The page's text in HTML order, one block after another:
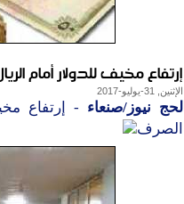
إرتفاع مخيف للدولار أمام
الإثنين, 31-يوليو-2017
لحج نيوز/صنعاء - إرتفاع
الصرف